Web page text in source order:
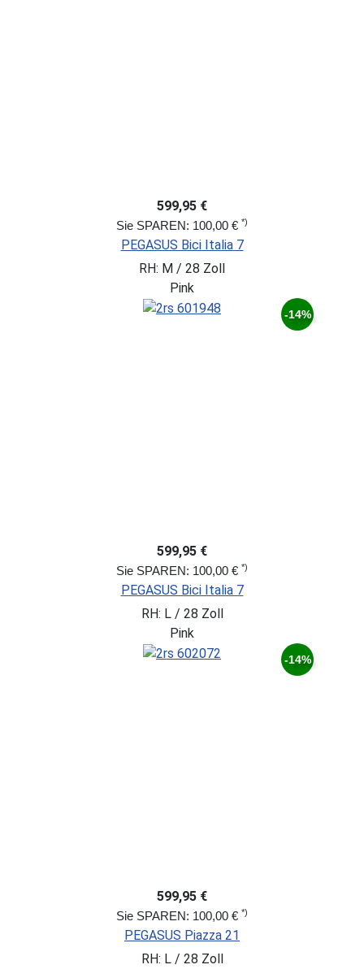
599,95 €
Sie SPAREN: 100,00 € *)
PEGASUS Bici Italia 7
RH: M / 28 Zoll
Pink
-14%
599,95 €
Sie SPAREN: 100,00 € *)
PEGASUS Bici Italia 7
RH: L / 28 Zoll
Pink
-14%
599,95 €
Sie SPAREN: 100,00 € *)
PEGASUS Piazza 21
RH: L / 28 Zoll